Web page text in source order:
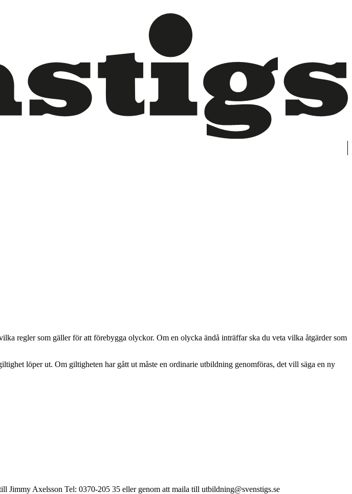
regler som gäller för att förebygga olyckor. Om en olycka ändå inträffar ska du veta vilka åtgärder som
löper ut. Om giltigheten har gått ut måste en ordinarie utbildning genomföras, det vill säga en ny
Jimmy Axelsson Tel: 0370-205 35 eller genom att maila till utbildning@svenstigs.se